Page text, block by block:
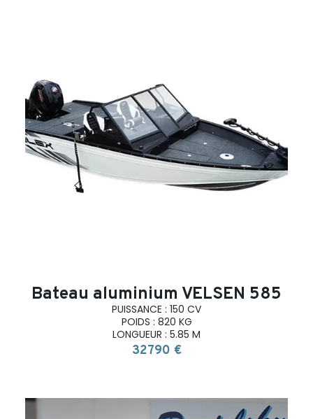
search
Bateau aluminium VELSEN 585
PUISSANCE : 150 CV
POIDS : 820 KG
LONGUEUR : 5.85 M
32790 €